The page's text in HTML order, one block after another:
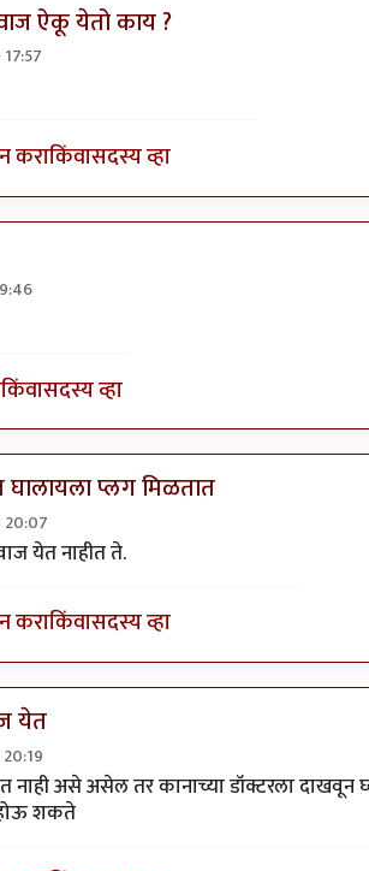
ऐकू येतो काय ?
कराकिंवासदस्य व्हा
किंवासदस्य व्हा
घालायला प्लग मिळतात
20:07
किल्विष
येत नाहीत ते.
कराकिंवासदस्य व्हा
येत
किल्विषअसे असेल तर कानाच्या डॉक्टरला दाखवून
शकते